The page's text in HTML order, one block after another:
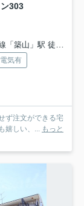
303
築山」駅 徒歩25分
電気有
ず注文ができる宅
嬉しい、... もっと